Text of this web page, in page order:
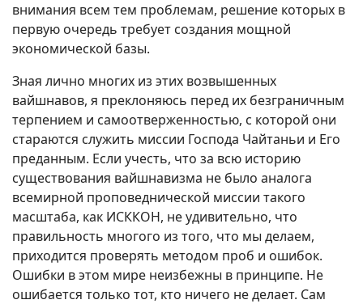
внимания всем тем проблемам, решение которых в
первую очередь требует создания мощной
экономической базы.
Зная лично многих из этих возвышенных
вайшнавов, я преклоняюсь перед их безграничным
терпением и самоотверженностью, с которой они
стараются служить миссии Господа Чайтаньи и Его
преданным. Если учесть, что за всю историю
существования вайшнавизма не было аналога
всемирной проповеднической миссии такого
масштаба, как ИСККОН, не удивительно, что
правильность многого из того, что мы делаем,
приходится проверять методом проб и ошибок.
Ошибки в этом мире неизбежны в принципе. Не
ошибается только тот, кто ничего не делает. Сам